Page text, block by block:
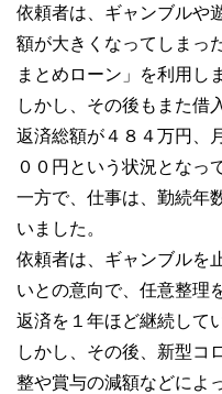
依頼者は、ギャンブルや
額が大きくなってしまっ
まとめローン」を利用し
しかし、その後もまた借
返済総額が４８４万円、
００円という状況となっ
一方で、仕事は、勤続年
いました。
依頼者は、ギャンブルを
いとの意向で、任意整理
返済を１年ほど継続して
しかし、その後、新型コ
整や賞与の減額などによ